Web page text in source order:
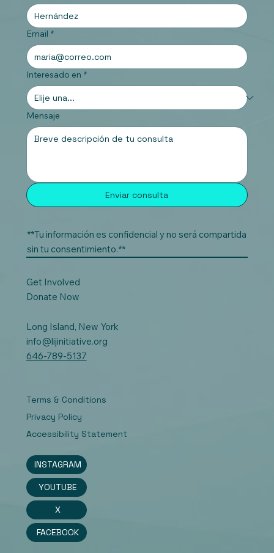
Email *
Interesado en *
Mensaje
Enviar consulta
**Tu información es confidencial y no será compartida
sin tu consentimiento.**
Get Involved
Donate Now
Long Island, New York
info@lijinitiative.org
646-789-5137
Terms & Conditions
Privacy Policy
Accessibility Statement
YOUTUBE
INSTAGRAM
X
FACEBOOK